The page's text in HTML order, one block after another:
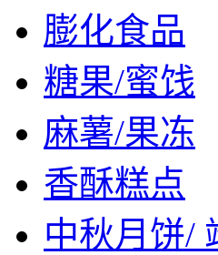
膨化食品
糖果/蜜饯
麻薯/果冻
香酥糕点
中秋月饼/